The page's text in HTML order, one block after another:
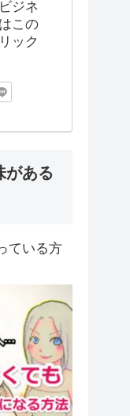
ジネ
この
ック
がある
ている方